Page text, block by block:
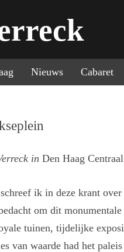
Nieuws Cabaret
in Den Haag
ik in deze krant
om dit
tuinen, tijdelijke
van waarde had het